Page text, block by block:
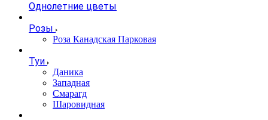
Однолетние цветы
Розы
Роза Канадская Парковая
Туи
Даника
Западная
Смарагд
Шаровидная